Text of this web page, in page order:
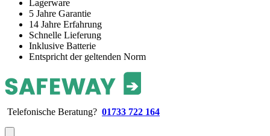
Lagerware
5 Jahre Garantie
14 Jahre Erfahrung
Schnelle Lieferung
Inklusive Batterie
Entspricht der geltenden Norm
Telefonische Beratung? 01733 722 164